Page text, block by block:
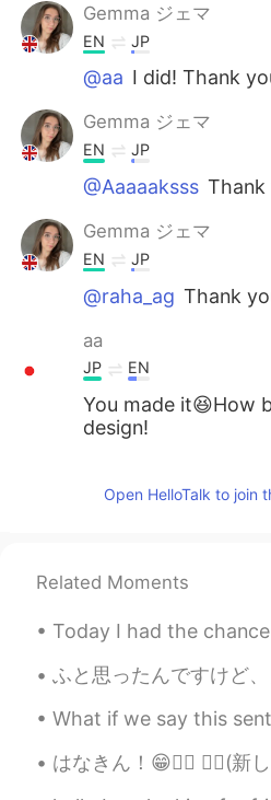
Gemma ジェマ
EN JP
@aa I did! Thank
Gemma ジェマ
EN JP
@Aaaaaksss Thank
Gemma ジェマ
EN JP
@raha_ag Thank
aa
JP EN
You made it😆How
design!
EN
AR EN
So beautiful 🤩
Gemma ジェマ
@Morrie Thank you!
Open HelloTalk to join
Related Moments
Today I had the chance to go to stevenston in
ふと思ったんですけど、日本の牛乳と海外 (カナダやアメリカ)の牛乳って味が全然違うんですよね 笑。日本の牛乳
What if we say this sentence in different phonological
はなきん！😁✌🏼 ☝🏼(新しいフレーズを学びました)😃 日本では土曜日だけど…😂 とにかく、今日は久しぶりに家族